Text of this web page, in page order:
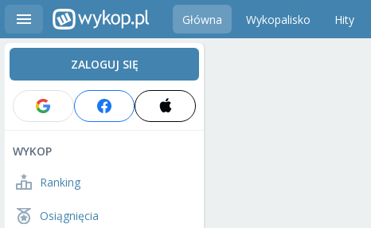
Główna Wykopalisko Hity
ZALOGUJ SIĘ
WYKOP
Ranking
Osiągnięcia